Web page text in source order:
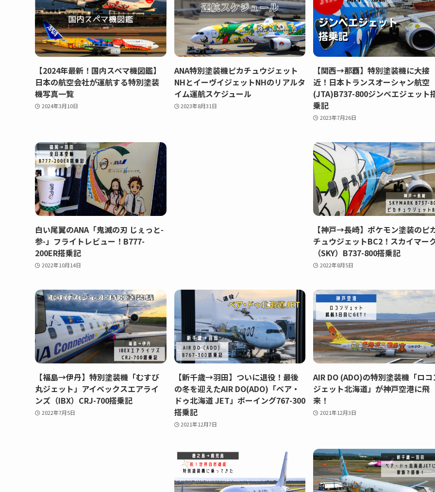
【2024年最新！国内スペマ機図鑑】
日本の航空会社が運航する特別塗装
機写真一覧
2024年3月10日
ANA特別塗装機ピカチュウジェット
NHとイーヴイジェットNHのリアルタ
イム運航スケジュール
2023年8月31日
【関西→那覇】特別塗装機に大接
近！日本トランスオーシャン航空
(JTA)B737-800ジンベエジェット
乗記
2023年7月26日
白い尾翼のANA「鬼滅の刃 じぇっと-
参-」フライトレビュー！B777-
200ER搭乗記
2022年10月14日
【神戸→長崎】ポケモン塗装のピ
チュウジェットBC2！スカイマー
（SKY）B737-800搭乗記
2022年8月5日
【福島→伊丹】特別塗装機「むすび
丸ジェット」アイベックスエアライ
ンズ（IBX）CRJ-700搭乗記
2022年7月5日
【新千歳→羽田】ついに退役！最後
の冬を迎えたAIR DO(ADO)「ベア・
ドゥ北海道 JET」ボーイング767-300
搭乗記
2021年12月7日
AIR DO (ADO)の特別塗装機「ロコ
ジェット北海道」が神戸空港に飛
来！
2021年12月3日